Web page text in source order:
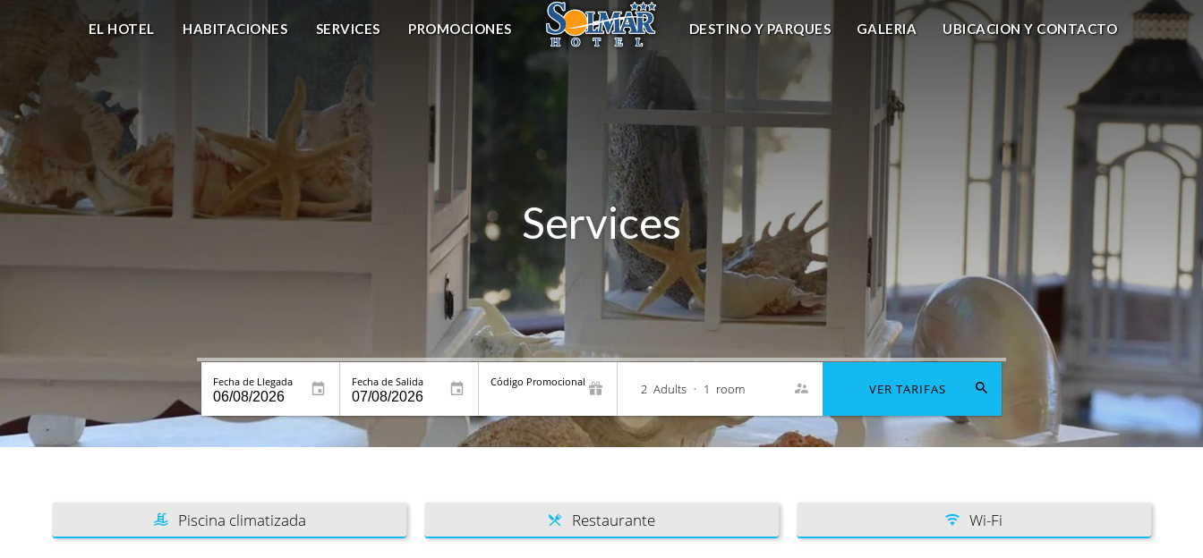
EL HOTEL HABITACIONES SERVICES PROMOCIONES DESTINO Y PARQUES GALERIA UBICACION Y CONTACTO
Fecha de Llegada Fecha de Salida Código Promocional 2 Adults • 1 room VER TARIFAS
Services
Piscina climatizada Restaurante Wi-Fi